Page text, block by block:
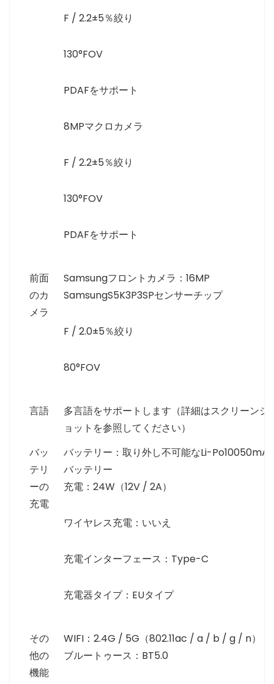
F / 2.2±5％絞り
130°FOV
PDAFをサポート
8MPマクロカメラ
F / 2.2±5％絞り
130°FOV
PDAFをサポート
前面
のカ
メラ
Samsungフロントカメラ：16MP
SamsungS5K3P3SPセンサーチップ
F / 2.0±5％絞り
80°FOV
言語
多言語をサポートします（詳細はスクリーンシ
ョットを参照してください）
バッ
テリ
ーの
充電
バッテリー：取り外し不可能なLi-Po10050mAh
バッテリー
充電：24W（12V / 2A）
ワイヤレス充電：いいえ
充電インターフェース：Type-C
充電器タイプ：EUタイプ
その
他の
機能
WIFI：2.4G / 5G（802.11ac / a / b / g / n）
ブルートゥース：BT5.0